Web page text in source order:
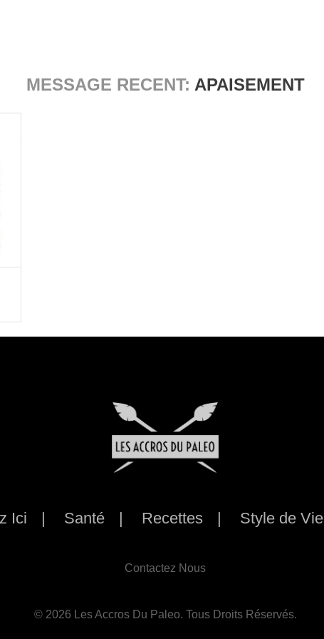
MESSAGE RECENT: APAISEMENT
Ici Santé Recettes Style de Vie
Contactez Nous
© 2026 Les Accros Du Paleo. Tous Droits Réservés.